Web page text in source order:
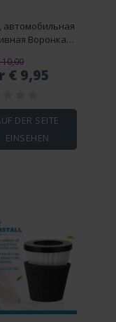
автомобильная
Воронка
10,00
€ 9,95
DER SEITE
EINSEHEN